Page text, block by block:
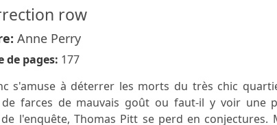
row
Anne Perry
de pages: 177
s'amuse à déterrer les morts du très chic
de farces de mauvais goût ou faut-il y voir une
l'enquête, Thomas Pitt se perd en conjectures.